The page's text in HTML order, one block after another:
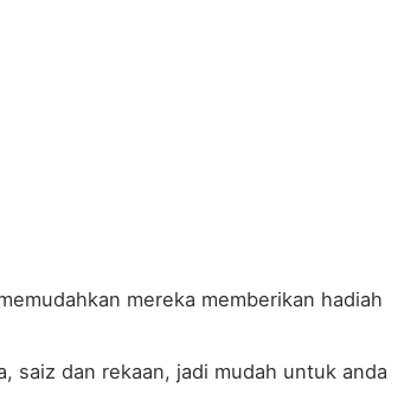
mereka memberikan hadiah
saiz dan rekaan, jadi mudah untuk anda